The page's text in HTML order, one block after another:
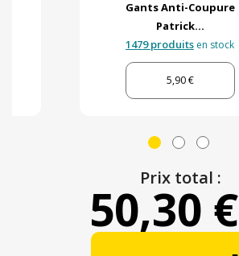
Gants Anti-Coupure
Patrick...
1479 produits en stock
5,90 €
Prix total :
50,30 €